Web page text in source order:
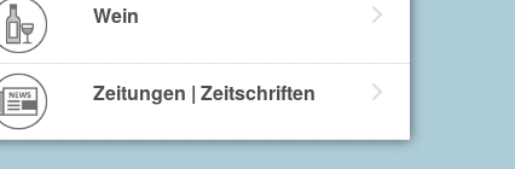
Wein
Zeitungen | Zeitschriften